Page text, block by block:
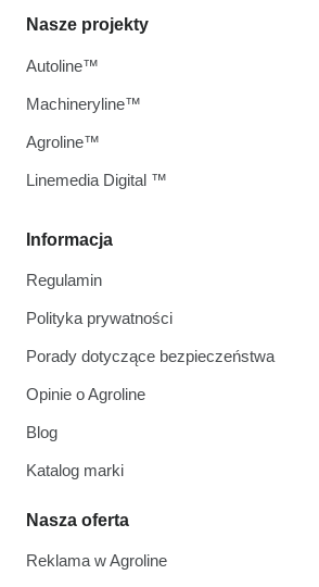
Informacja
Regulamin
Polityka prywatności
Porady dotyczące bezpieczeństwa
Opinie o Agroline
Blog
Katalog marki
Nasza oferta
Reklama w Agroline
Nasze projekty
Autoline™
Machineryline™
Agroline™
Linemedia Digital ™